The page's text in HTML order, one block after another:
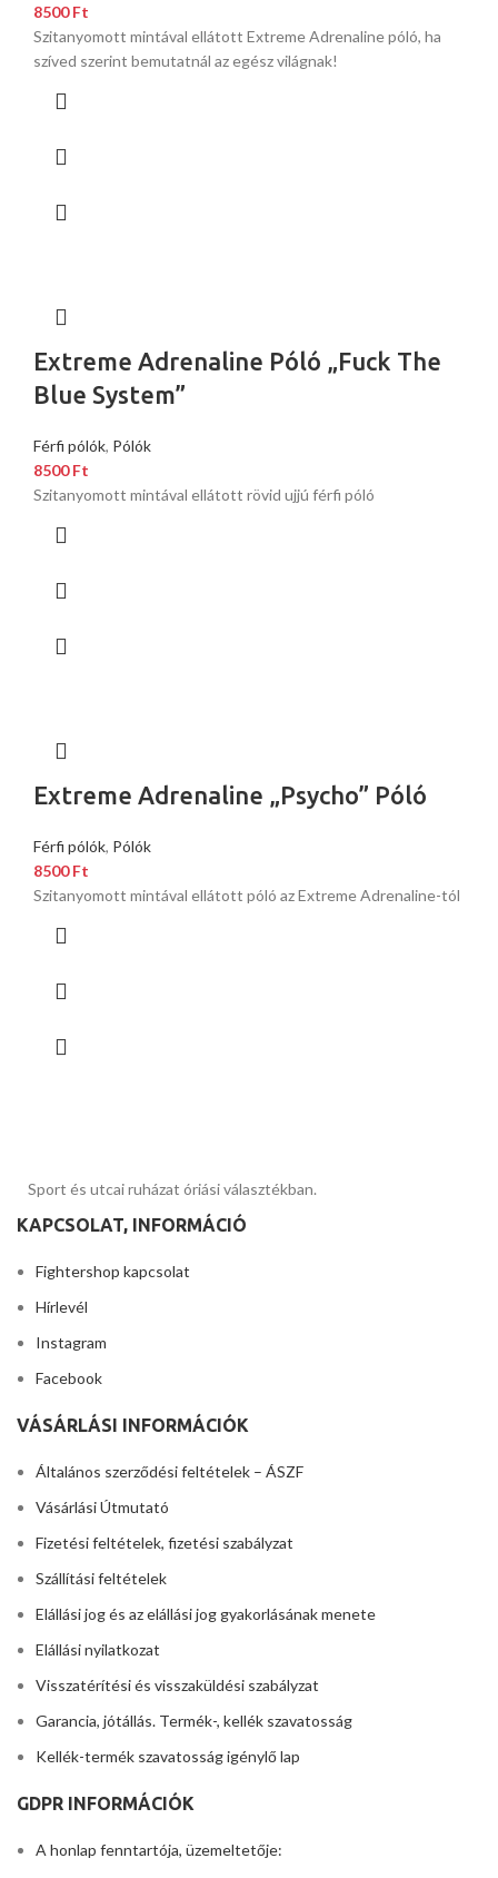
8500Ft
Szitanyomott mintával ellátott Extreme Adrenaline póló, ha
szíved szerint bemutatnál az egész világnak!
Extreme Adrenaline Póló „Fuck The
Blue System”
Férfi pólók, Pólók
8500Ft
Szitanyomott mintával ellátott rövid ujjú férfi póló
Extreme Adrenaline „Psycho” Póló
Férfi pólók, Pólók
8500Ft
Szitanyomott mintával ellátott póló az Extreme Adrenaline-tól
Sport és utcai ruházat óriási választékban.
KAPCSOLAT, INFORMÁCIÓ
Fightershop kapcsolat
Hírlevél
Instagram
Facebook
VÁSÁRLÁSI INFORMÁCIÓK
Általános szerződési feltételek – ÁSZF
Vásárlási Útmutató
Fizetési feltételek, fizetési szabályzat
Szállítási feltételek
Elállási jog és az elállási jog gyakorlásának menete
Elállási nyilatkozat
Visszatérítési és visszaküldési szabályzat
Garancia, jótállás. Termék-, kellék szavatosság
Kellék-termék szavatosság igénylő lap
GDPR INFORMÁCIÓK
A honlap fenntartója, üzemeltetője: